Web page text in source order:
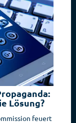
Lösung?
feuert